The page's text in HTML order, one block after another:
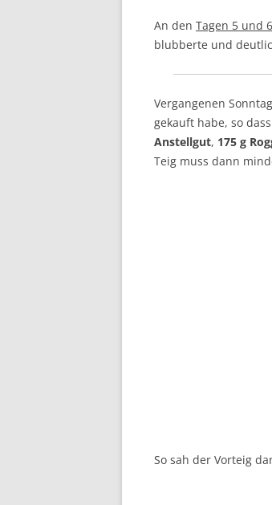
An den Tagen 5 und 6
blubberte und
Vergangenen
gekauft habe, so
Anstellgut, 175 g
Teig muss dann
So sah der Vorteig